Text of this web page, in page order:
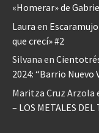
«Homerar» de
Laura en
que crecí» #2
Silvana en
2024: “Barrio Nuevo
Maritza Cruz Arzola
– LOS METALES